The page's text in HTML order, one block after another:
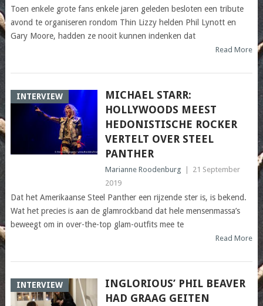
Toen enkele grote fans enkele jaren geleden besloten een tribute
avond te organiseren rondom Thin Lizzy helden Phil Lynott en
Gary Moore, hadden ze nooit kunnen indenken dat
Read More
INTERVIEW
MICHAEL STARR:
HOLLYWOODS MEEST
HEDONISTISCHE ROCKER
VERTELT OVER STEEL
PANTHER
Marianne Roodenburg
21 September
2019
Dat het Amerikaanse Steel Panther een rijzende ster is, is bekend.
Wat het precies is aan de glamrockband dat hele mensenmassa’s
beweegt om in over-the-top glam-outfits mee te
Read More
INTERVIEW
INGLORIOUS’ PHIL BEAVER
HAD GRAAG GEITEN